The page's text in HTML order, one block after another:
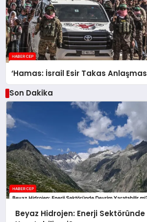
‘Hamas: İsrail Esir Takas
Son Dakika
Beyaz Hidrojen: Enerji